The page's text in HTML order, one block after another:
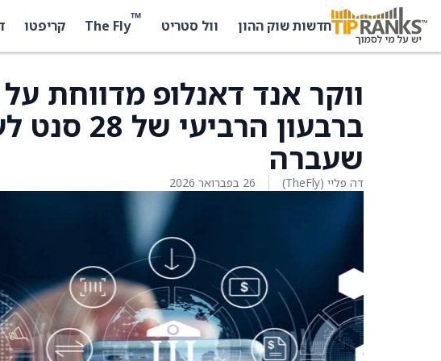
חדשות שוק ההון וול סטריט ™
The Fly קריפטו
ווקר אנד דאנלופ מדווחת
שעברה
דה פליי (TheFly) 26 בפברואר 2026